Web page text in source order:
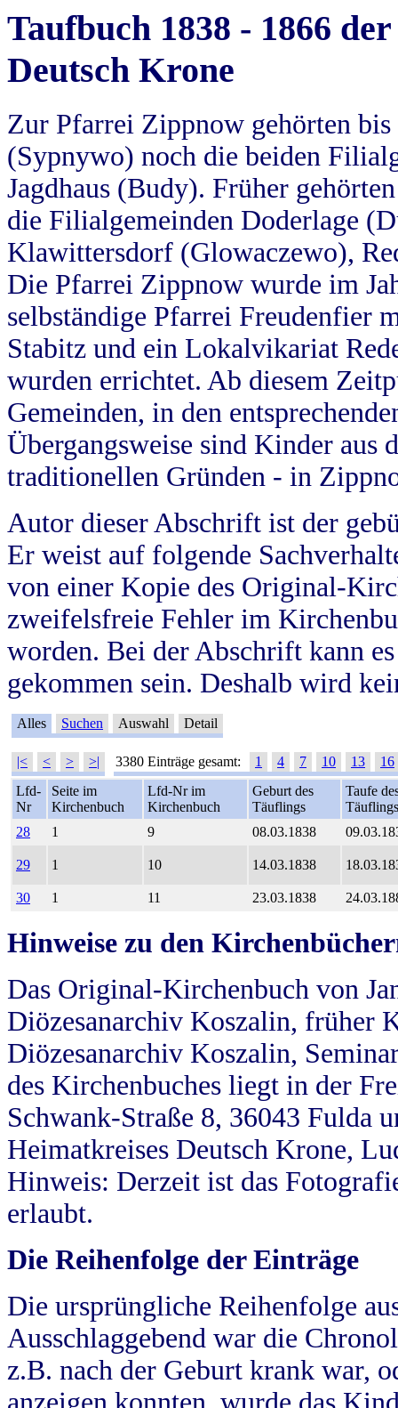
Taufbuch 1838 - 1866
Deutsch Krone
Zur Pfarrei Zippnow gehörten
(Sypnywo) noch die beiden
Jagdhaus (Budy). Früher
die Filialgemeinden Doderlage
Klawittersdorf (Glowaczewo),
Die Pfarrei Zippnow wurde im
selbständige Pfarrei Freudenfier
Stabitz und ein Lokalvikariat
wurden errichtet. Ab diesem
Gemeinden, in den
Übergangsweise sind Kinder aus
traditionellen Gründen - in
Autor dieser Abschrift ist der
Er weist auf folgende
von einer Kopie des Original-
zweifelsfreie Fehler im
worden. Bei der Abschrift kann
gekommen sein. Deshalb wird
Alles Suchen Auswahl Detail
|< < > >| 3380 Einträge gesamt: 1 4 7 10 13
16
Lfd-
Nr
Seite im
Kirchenbuch
Lfd-Nr im
Kirchenbuch
Geburt des
Täuflings
Taufe
Täuflings
28
1 9 08.03.1838
29 1 10 14.03.1838
30 1 11 23.03.1838
Hinweise zu den
Das Original-Kirchenbuch von
Diözesanarchiv Koszalin, früher
Diözesanarchiv Koszalin,
des Kirchenbuches liegt in der
Schwank-Straße 8, 36043 Fulda
Heimatkreises Deutsch Krone,
Hinweis: Derzeit ist das
erlaubt.
Die Reihenfolge der Einträge
Die ursprüngliche Reihenfolge
Ausschlaggebend war die
z.B. nach der Geburt krank war,